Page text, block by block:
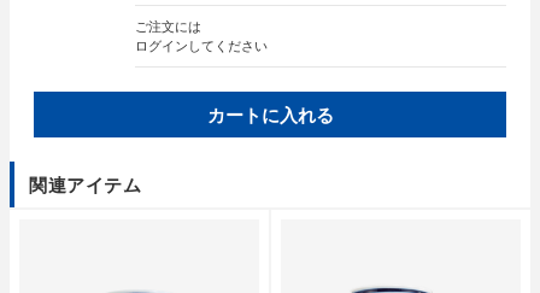
ご注文には
ログイン してください
カートに入れる
関連アイテム